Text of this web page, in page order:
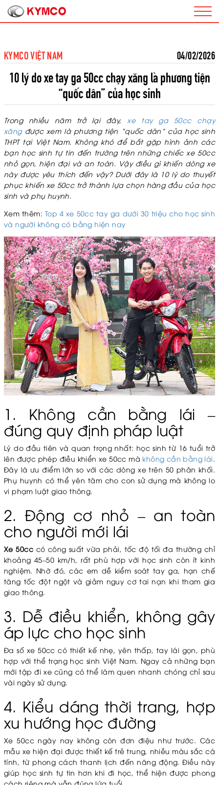
KYMCO VIỆT NAM 04/02/2026
10 lý do xe tay ga 50cc chạy xăng là phương tiện
“quốc dân” của học sinh
Trong nhiều năm trở lại đây, xe tay ga 50cc chạy
xăngđược xem là phương tiện “quốc dân” của học sinh
THPT tại Việt Nam. Không khó để bắt gặp hình ảnh các
bạn học sinh tự tin đến trường trên những chiếc xe 50cc
nhỏ gọn, hiện đại và an toàn. Vậy điều gì khiến dòng xe
này được yêu thích đến vậy? Dưới đây là 10 lý do thuyết
phục khiến xe 50cc trở thành lựa chọn hàng đầu của học
sinh và phụ huynh.
Xem thêm: Top 4 xe 50cc tay ga dưới 30 triệu cho học sinh
và người không có bằng hiện nay
1. Không cần bằng lái –
đúng quy định pháp luật
Lý do đầu tiên và quan trọng nhất: học sinh từ 16 tuổi trở
lên được phép điều khiển xe 50cc mà không cần bằng lái.
Đây là ưu điểm lớn so với các dòng xe trên 50 phân khối.
Phụ huynh có thể yên tâm cho con sử dụng mà không lo
vi phạm luật giao thông.
2. Động cơ nhỏ – an toàn
cho người mới lái
Xe 50cccó công suất vừa phải, tốc độ tối đa thường chỉ
khoảng 45–50 km/h, rất phù hợp với học sinh còn ít kinh
nghiệm. Nhờ đó, các em dễ kiểm soát tay ga, hạn chế
tăng tốc đột ngột và giảm nguy cơ tai nạn khi tham gia
giao thông.
3. Dễ điều khiển, không gây
áp lực cho học sinh
Đa số xe 50cc có thiết kế nhẹ, yên thấp, tay lái gọn, phù
hợp với thể trạng học sinh Việt Nam. Ngay cả những bạn
mới tập đi xe cũng có thể làm quen nhanh chóng chỉ sau
vài ngày sử dụng.
4. Kiểu dáng thời trang, hợp
xu hướng học đường
Xe 50cc ngày nay không còn đơn điệu như trước. Các
mẫu xe hiện đại được thiết kế trẻ trung, nhiều màu sắc cá
tính, từ phong cách thanh lịch đến năng động. Điều này
giúp học sinh tự tin hơn khi đi học, thể hiện được phong